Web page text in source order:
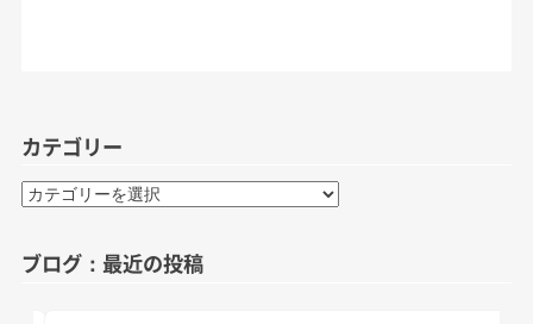
カテゴリー
カ
リ
ブログ：最近の投稿